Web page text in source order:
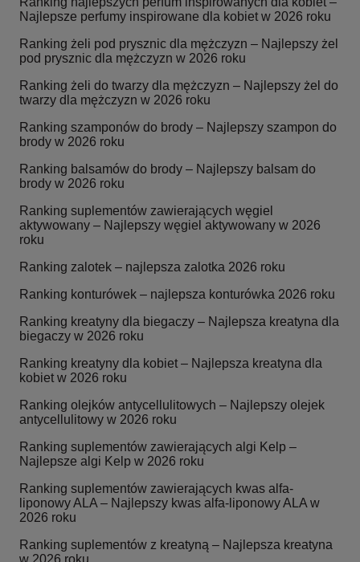
Najlepsze perfumy inspirowane dla kobiet w 2026 roku
Ranking żeli pod prysznic dla mężczyzn – Najlepszy żel
pod prysznic dla mężczyzn w 2026 roku
Ranking żeli do twarzy dla mężczyzn – Najlepszy żel do
twarzy dla mężczyzn w 2026 roku
Ranking szamponów do brody – Najlepszy szampon do
brody w 2026 roku
Ranking balsamów do brody – Najlepszy balsam do
brody w 2026 roku
Ranking suplementów zawierających węgiel
aktywowany – Najlepszy węgiel aktywowany w 2026
roku
Ranking zalotek – najlepsza zalotka 2026 roku
Ranking konturówek – najlepsza konturówka 2026 roku
Ranking kreatyny dla biegaczy – Najlepsza kreatyna dla
biegaczy w 2026 roku
Ranking kreatyny dla kobiet – Najlepsza kreatyna dla
kobiet w 2026 roku
Ranking olejków antycellulitowych – Najlepszy olejek
antycellulitowy w 2026 roku
Ranking suplementów zawierających algi Kelp –
Najlepsze algi Kelp w 2026 roku
Ranking suplementów zawierających kwas alfa-
liponowy ALA – Najlepszy kwas alfa-liponowy ALA w
2026 roku
Ranking suplementów z kreatyną – Najlepsza kreatyna
w 2026 roku